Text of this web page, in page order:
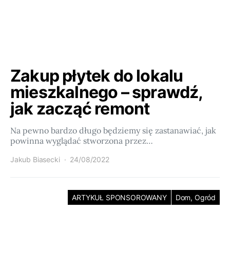
Zakup płytek do lokalu
mieszkalnego – sprawdź,
jak zacząć remont
Na pewno bardzo długo będziemy się zastanawiać, jak
powinna wyglądać stworzona przez…
Jakub Biasecki 24/08/2022
ARTYKUŁ SPONSOROWANY Dom, Ogród